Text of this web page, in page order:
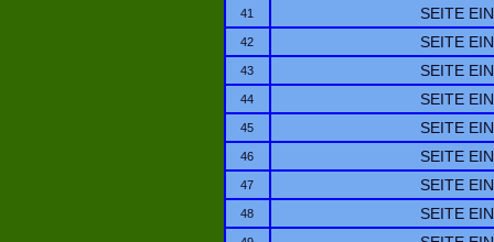
41 SEITE
42 SEITE
43 SEITE
44 SEITE
45 SEITE
46 SEITE
47 SEITE
48 SEITE